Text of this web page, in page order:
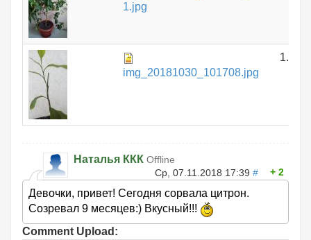
1.jpg
img_20181030_101708.jpg
1.51
Наталья ККК Offline
Ср, 07.11.2018 17:39 # 2
Девочки, привет! Сегодня сорвала цитрон.
Созревал 9 месяцев:) Вкусный!!!
Comment Upload: